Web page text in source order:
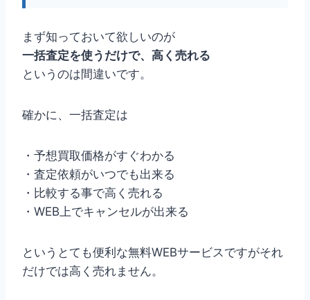
まず知っておいて欲しいのが
一括査定を使うだけで、高く売れる
というのは間違いです。
確かに、一括査定は
・予想買取価格がすぐわかる
・査定依頼がいつでも出来る
・比較する事で高く売れる
・WEB上でキャンセルが出来る
というとても便利な無料WEBサービスですがそれ
だけでは高く売れません。